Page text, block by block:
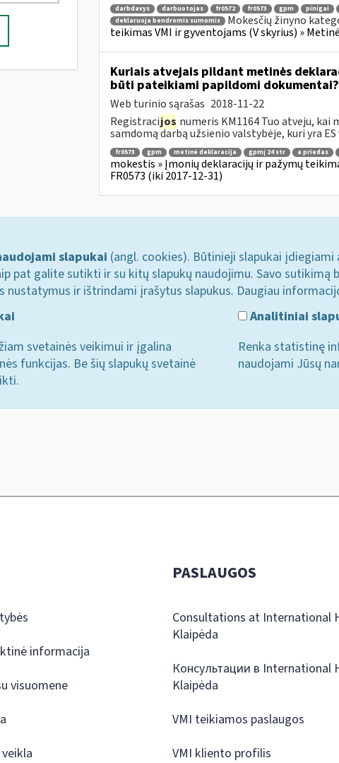
darbdavys darbuotojas fr0572 fr0573 gpm pinigai
deklaruoja bendromis sumomis
Mokesčių žinyno
teikimas VMI ir gyventojams (V skyrius) »
Kuriais atvejais pildant metinės
būti pateikiami papildomi dokumentai?
Web turinio sąrašas 2018-11-22
Registracijos numeris KM1164 Tuo atveju,
samdomą darbą užsienio valstybėje, kuri yra ES
fr0573 gpm metinė deklaracija gpmį 24 str a priedas
mokestis » Įmonių deklaracijų ir pažymų
FR0573 (iki 2017-12-31)
slapukai (angl. cookies). Būtinieji slapukai
pat galite sutikti ir su kitų slapukų naudojimu. Savo
nustatymus ir ištrindami įrašytus slapukus. Daugiau
svetainės veikimui ir įgalina
funkcijas. Be šių slapukų svetainė
Analitiniai
Renka statistinę
naudojami Jūsų
informacija
visuomene
PASLAUGOS
Consultations at International
Klaipėda
Консультации в International
Klaipėda
VMI teikiamos paslaugos
VMI kliento profilis